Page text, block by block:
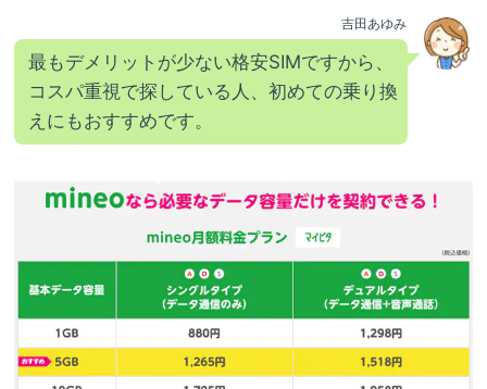
吉田あゆみ
最もデメリットが少ない格安SIMですから、
コスパ重視で探している人、初めての乗り換
えにもおすすめです。